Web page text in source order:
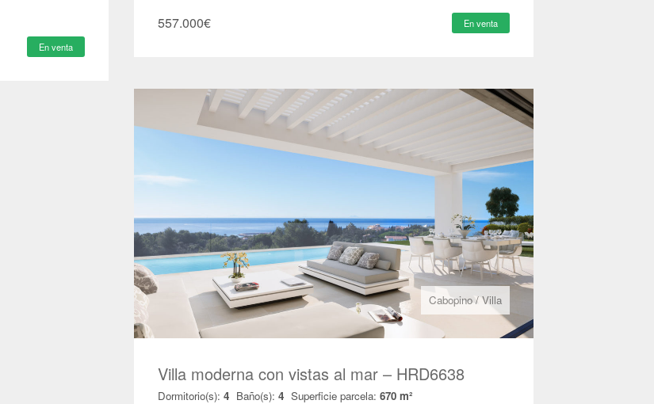
En venta
557.000€ En venta
Cabopino / Villa
Villa moderna con vistas al mar – HRD6638
Dormitorio(s): 4 Baño(s): 4 Superficie parcela: 670 m²